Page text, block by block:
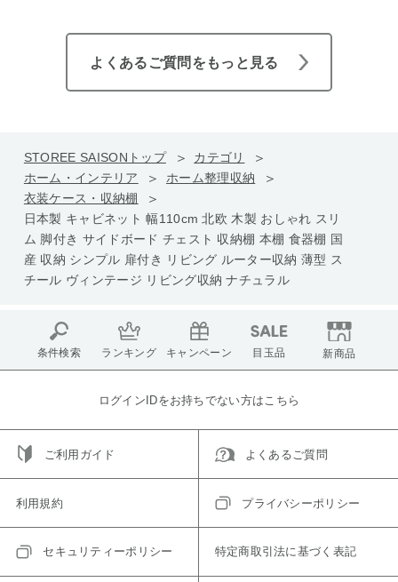
よくあるご質問をもっと見る
STOREE SAISONトップ
カテゴリ
ホーム・インテリア
ホーム整理収納
衣装ケース・収納棚
日本製 キャビネット 幅110cm 北欧 木製 おしゃれ スリ
ム 脚付き サイドボード チェスト 収納棚 本棚 食器棚 国
産 収納 シンプル 扉付き リビング ルーター収納 薄型 ス
チール ヴィンテージ リビング収納 ナチュラル
条件検索 ランキング キャンペーン 目玉品 新商品
ログインIDをお持ちでない方はこちら
ご利用ガイド よくあるご質問
利用規約 プライバシーポリシー
セキュリティーポリシー 特定商取引法に基づく表記